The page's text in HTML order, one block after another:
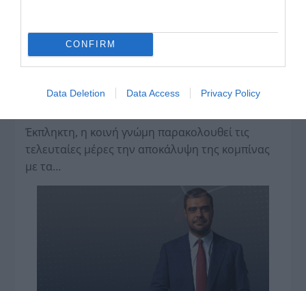
CONFIRM
Data Deletion Data Access Privacy Policy
Η διαφθορά απειλεί και τη… ζωή μας
Έκπληκτη, η κοινή γνώμη παρακολουθεί τις
τελευταίες μέρες την αποκάλυψη της κο­μπίνας
με τα…